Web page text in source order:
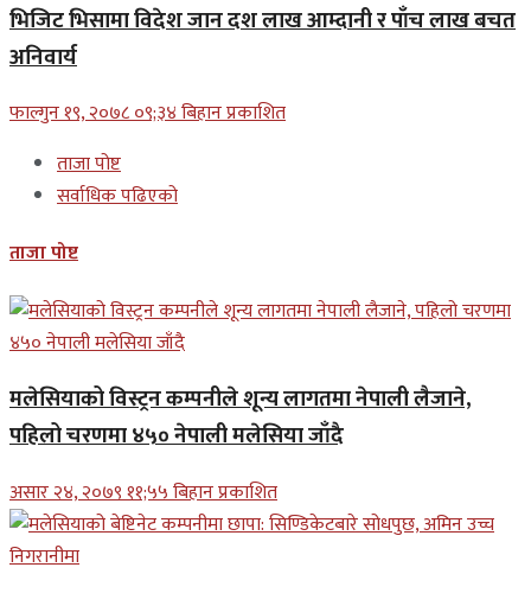
भिजिट भिसामा विदेश जान दश लाख आम्दानी र पाँच लाख बचत
अनिवार्य
फाल्गुन १९, २०७८ ०९;३४ बिहान प्रकाशित
ताजा पोष्ट
सर्वाधिक पढिएको
ताजा पोष्ट
मलेसियाको विस्ट्रन कम्पनीले शून्य लागतमा नेपाली लैजाने,
पहिलो चरणमा ४५० नेपाली मलेसिया जाँदै
असार २४, २०७९ ११;५५ बिहान प्रकाशित